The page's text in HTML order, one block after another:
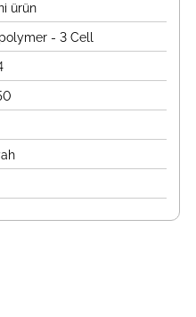
ürün
- 3 Cell